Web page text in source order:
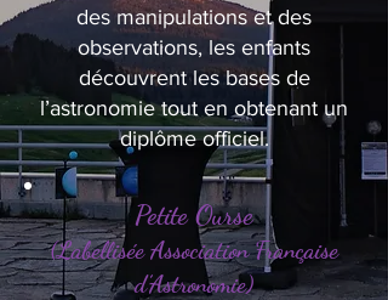
des manipulations et des
observations, les enfants
découvrent les bases de
l’astronomie tout en obtenant un
diplôme officiel.
Petite Ourse
(Labellisée Association Française
d’Astronomie)